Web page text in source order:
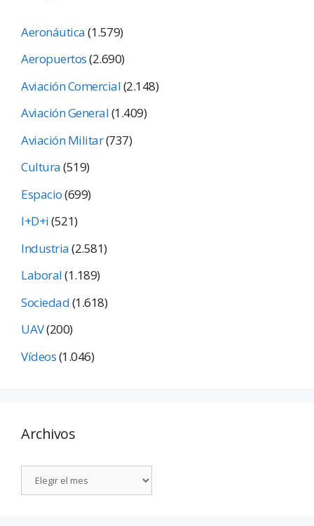
Aeronáutica(1.579)
Aeropuertos(2.690)
Aviación Comercial(2.148)
Aviación General(1.409)
Aviación Militar(737)
Cultura(519)
Espacio(699)
I+D+i(521)
Industria(2.581)
Laboral(1.189)
Sociedad(1.618)
UAV(200)
Vídeos(1.046)
Archivos